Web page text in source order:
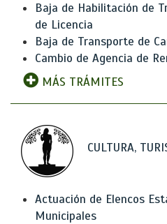
Baja de Habilitación de
de Licencia
Baja de Transporte de
Cambio de Agencia de
MÁS TRÁMITES
CULTURA,
Actuación de Elencos
Municipales